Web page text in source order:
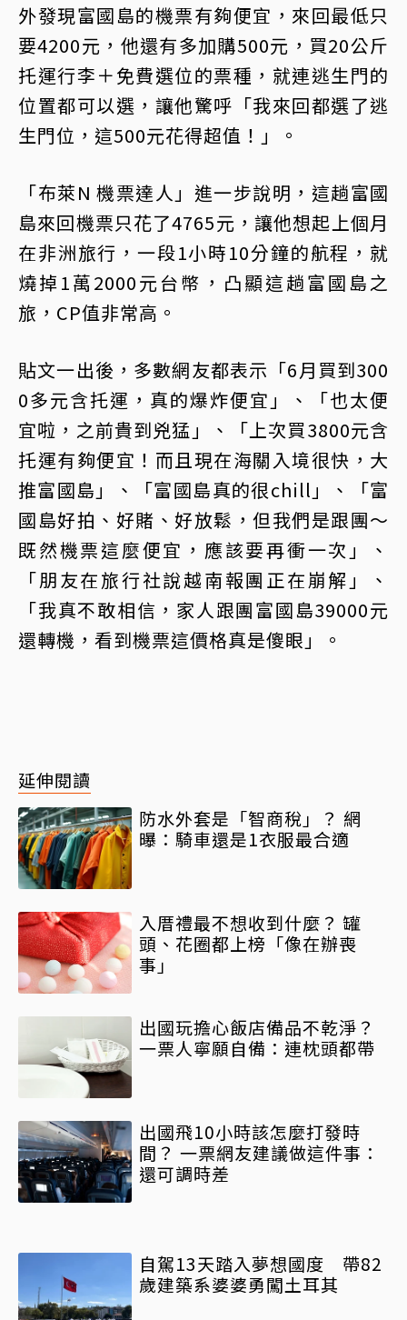
外發現富國島的機票有夠便宜，來回最低只
要4200元，他還有多加購500元，買20公斤
托運行李＋免費選位的票種，就連逃生門的
位置都可以選，讓他驚呼「我來回都選了逃
生門位，這500元花得超值！」。
「布萊N 機票達人」進一步說明，這趟富國
島來回機票只花了4765元，讓他想起上個月
在非洲旅行，一段1小時10分鐘的航程，就
燒掉1萬2000元台幣，凸顯這趟富國島之
旅，CP值非常高。
貼文一出後，多數網友都表示「6月買到300
0多元含托運，真的爆炸便宜」、「也太便
宜啦，之前貴到兇猛」、「上次買3800元含
托運有夠便宜！而且現在海關入境很快，大
推富國島」、「富國島真的很chill」、「富
國島好拍、好賭、好放鬆，但我們是跟團～
既然機票這麼便宜，應該要再衝一次」、
「朋友在旅行社說越南報團正在崩解」、
「我真不敢相信，家人跟團富國島39000元
還轉機，看到機票這價格真是傻眼」。
延伸閱讀
防水外套是「智商稅」？ 網
曝：騎車還是1衣服最合適
入厝禮最不想收到什麼？ 罐
頭、花圈都上榜「像在辦喪
事」
出國玩擔心飯店備品不乾淨？
一票人寧願自備：連枕頭都帶
出國飛10小時該怎麼打發時
間？ 一票網友建議做這件事：
還可調時差
自駕13天踏入夢想國度 帶82
歲建築系婆婆勇闖土耳其